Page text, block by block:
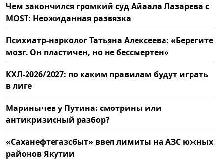
Чем закончился громкий суд Айаала Лазарева с
MOST: Неожиданная развязка
Психиатр-нарколог Татьяна Алексеева: «Берегите
мозг. Он пластичен, но не бессмертен»
КХЛ-2026/2027: по каким правилам будут играть
в лиге
Маринычев у Путина: смотрины или
антикризисный разбор?
«Саханефтегазсбыт» ввел лимиты на АЗС южных
районов Якутии